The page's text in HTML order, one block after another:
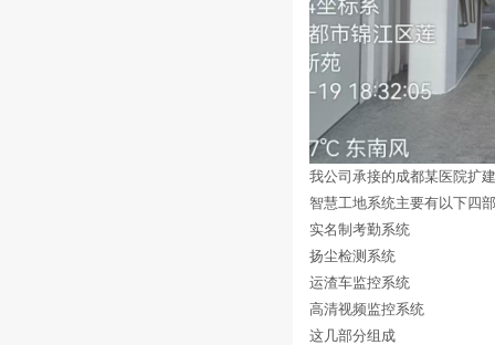
我公司承接的成都某医院扩
智慧工地系统主要有以下四
实名制考勤系统
扬尘检测系统
运渣车监控系统
高清视频监控系统
这几部分组成